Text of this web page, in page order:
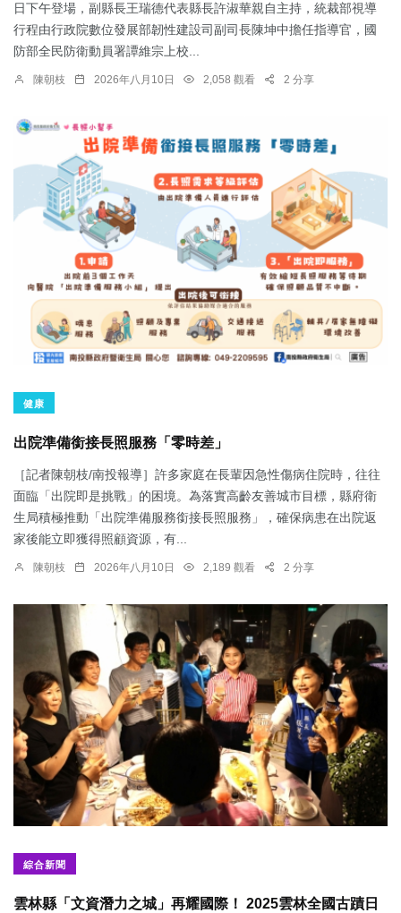
日下午登場，副縣長王瑞德代表縣長許淑華親自主持，統裁部視導
行程由行政院數位發展部韌性建設司副司長陳坤中擔任指導官，國
防部全民防衛動員署譚維宗上校...
陳朝枝 2026年八月10日 2,058 觀看 2 分享
健康
出院準備銜接長照服務「零時差」
［記者陳朝枝/南投報導］許多家庭在長輩因急性傷病住院時，往往
面臨「出院即是挑戰」的困境。為落實高齡友善城市目標，縣府衛
生局積極推動「出院準備服務銜接長照服務」，確保病患在出院返
家後能立即獲得照顧資源，有...
陳朝枝 2026年八月10日 2,189 觀看 2 分享
綜合新聞
雲林縣「文資潛力之城」再耀國際！ 2025雲林全國古蹟日